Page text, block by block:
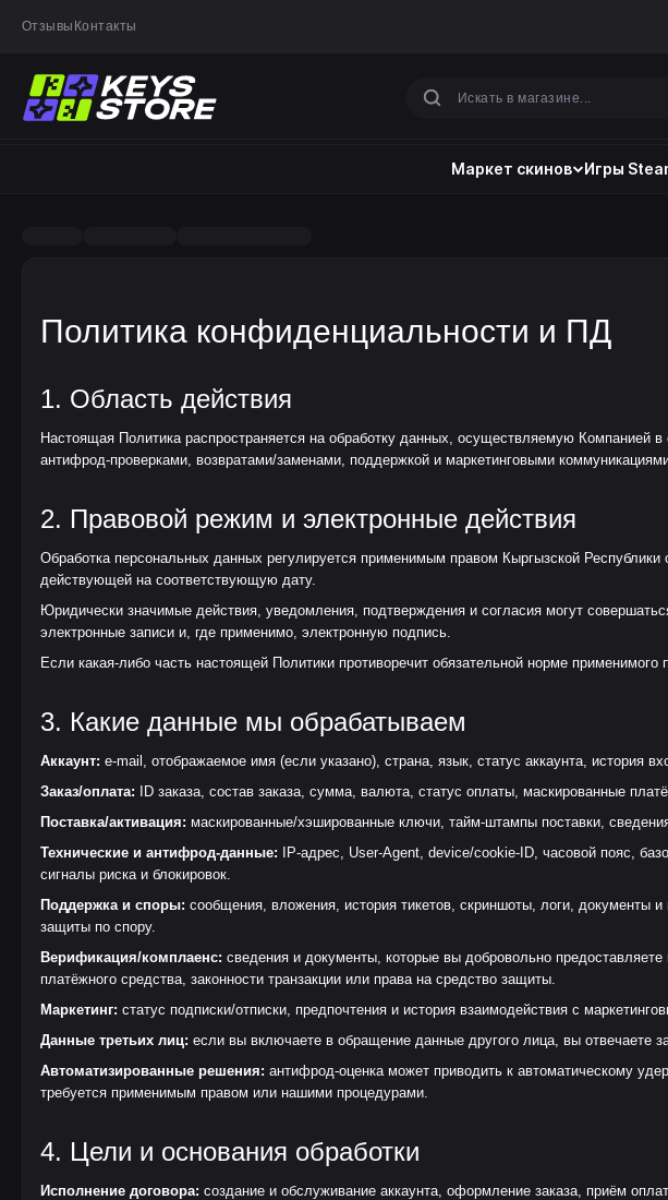
Отзывы Контакты
Маркет скинов Игры
Политика конфиденциальности и ПД
1. Область действия
Настоящая Политика распространяется на обработку данных, осуществляемую
антифрод-проверками, возвратами/заменами, поддержкой и маркетинговыми
2. Правовой режим и электронные действия
Обработка персональных данных регулируется применимым правом Кыргызской
действующей на соответствующую дату.
Юридически значимые действия, уведомления, подтверждения и согласия могут
электронные записи и, где применимо, электронную подпись.
Если какая-либо часть настоящей Политики противоречит обязательной норме
3. Какие данные мы обрабатываем
Аккаунт: e-mail, отображаемое имя (если указано), страна, язык, статус аккаунта, история
Заказ/оплата: ID заказа, состав заказа, сумма, валюта, статус оплаты, маскированные
Поставка/активация: маскированные/хэшированные ключи, тайм-штампы поставки,
Технические и антифрод-данные: IP-адрес, User-Agent, device/cookie-ID, часовой пояс,
сигналы риска и блокировок.
Поддержка и споры: сообщения, вложения, история тикетов, скриншоты, логи, документы
защиты по спору.
Верификация/комплаенс: сведения и документы, которые вы добровольно
платёжного средства, законности транзакции или права на средство защиты.
Маркетинг: статус подписки/отписки, предпочтения и история взаимодействия с
Данные третьих лиц: если вы включаете в обращение данные другого лица, вы отвечаете
Автоматизированные решения: антифрод-оценка может приводить к автоматическому
требуется применимым правом или нашими процедурами.
4. Цели и основания обработки
Исполнение договора: создание и обслуживание аккаунта, оформление заказа, приём